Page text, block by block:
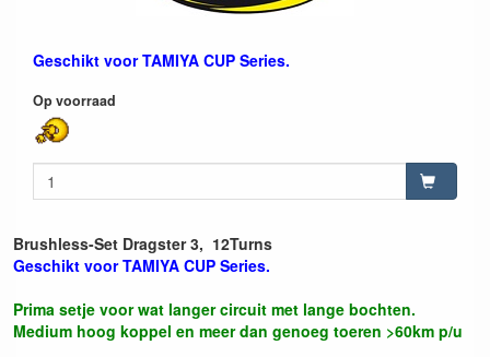
Geschikt voor TAMIYA CUP Series.
Op voorraad
Brushless-Set Dragster 3, 12Turns
Geschikt voor TAMIYA CUP Series.
Prima setje voor wat langer circuit met lange bochten.
Medium hoog koppel en meer dan genoeg toeren >60km p/u